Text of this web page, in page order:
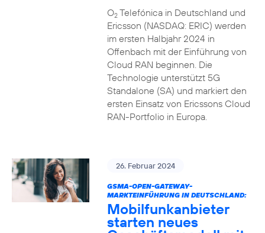
O2Telefónica in Deutschland und
Ericsson (NASDAQ: ERIC) werden
im ersten Halbjahr 2024 in
Offenbach mit der Einführung von
Cloud RAN beginnen. Die
Technologie unterstützt 5G
Standalone (SA) und markiert den
ersten Einsatz von Ericssons Cloud
RAN-Portfolio in Europa.
26. Februar 2024
GSMA-OPEN-GATEWAY-
MARKTEINFÜHRUNG IN DEUTSCHLAND:
Mobilfunkanbieter
starten neues